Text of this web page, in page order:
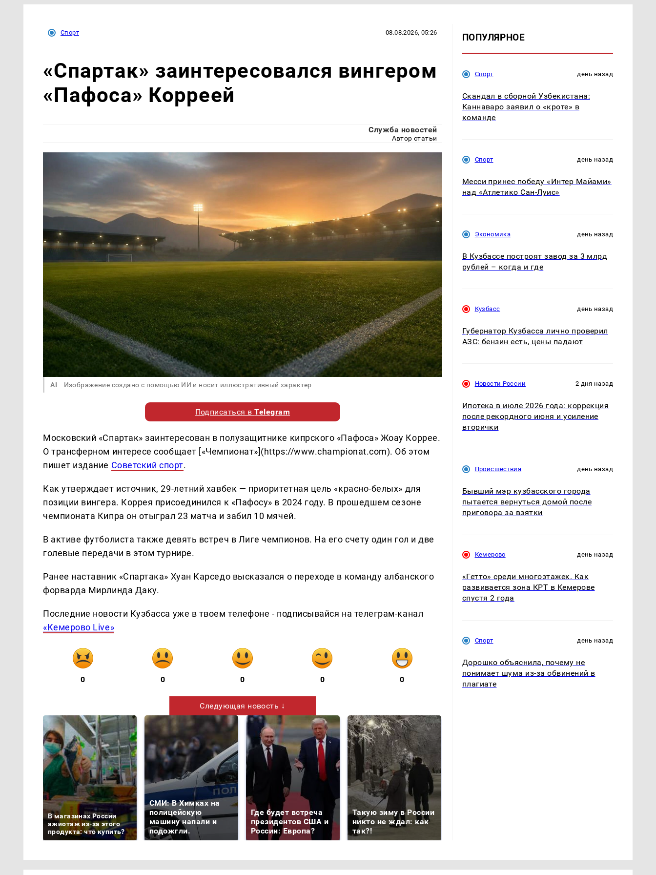
Спорт 08.08.2026, 05:26
«Спартак» заинтересовался вингером
«Пафоса» Корреей
Служба новостей
Автор статьи
AI Изображение создано с помощью ИИ и носит иллюстративный характер
Подписаться вTelegram
Московский «Спартак» заинтересован в полузащитнике кипрского «Пафоса» Жоау Коррее.
О трансферном интересе сообщает [«Чемпионат»](https://www.championat.com). Об этом
пишет издание Советский спорт.
Как утверждает источник, 29-летний хавбек — приоритетная цель «красно-белых» для
позиции вингера. Коррея присоединился к «Пафосу» в 2024 году. В прошедшем сезоне
чемпионата Кипра он отыграл 23 матча и забил 10 мячей.
В активе футболиста также девять встреч в Лиге чемпионов. На его счету один гол и две
голевые передачи в этом турнире.
Ранее наставник «Спартака» Хуан Карседо высказался о переходе в команду албанского
форварда Мирлинда Даку.
Последние новости Кузбасса уже в твоем телефоне - подписывайся на телеграм-канал
«Кемерово Live»
0 0 0 0 0
Следующая новость ↓
В магазинах России
ажиотаж из-за этого
продукта: что купить?
СМИ: В Химках на
полицейскую
машину напали и
подожгли.
Где будет встреча
президентов США и
России: Европа?
Такую зиму в России
никто не ждал: как
так?!
ПОПУЛЯРНОЕ
Спорт день назад
Скандал в сборной Узбекистана:
Каннаваро заявил о «кроте» в
команде
Спорт день назад
Месси принес победу «Интер Майами»
над «Атлетико Сан-Луис»
Экономика день назад
В Кузбассе построят завод за 3 млрд
рублей – когда и где
Кузбасс день назад
Губернатор Кузбасса лично проверил
АЗС: бензин есть, цены падают
Новости России 2 дня назад
Ипотека в июле 2026 года: коррекция
после рекордного июня и усиление
вторички
Происшествия день назад
Бывший мэр кузбасского города
пытается вернуться домой после
приговора за взятки
Кемерово день назад
«Гетто» среди многоэтажек. Как
развивается зона КРТ в Кемерове
спустя 2 года
Спорт день назад
Дорошко объяснила, почему не
понимает шума из-за обвинений в
плагиате